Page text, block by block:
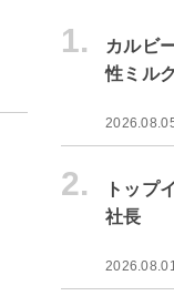
1.
カルビ
性ミル
2.
トップ
社長
2026.08.01